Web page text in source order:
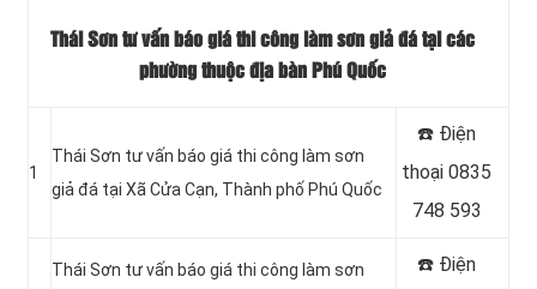
Thái Sơn tư vấn báo giá thi công làm sơn giả đá tại các
phường thuộc địa bàn Phú Quốc
1
Thái Sơn tư vấn báo giá thi công làm sơn
giả đá tại Xã Cửa Cạn, Thành phố Phú Quốc
☎️ Điện
thoại 0835
748 593
Thái Sơn tư vấn báo giá thi công làm sơn
☎️ Điện